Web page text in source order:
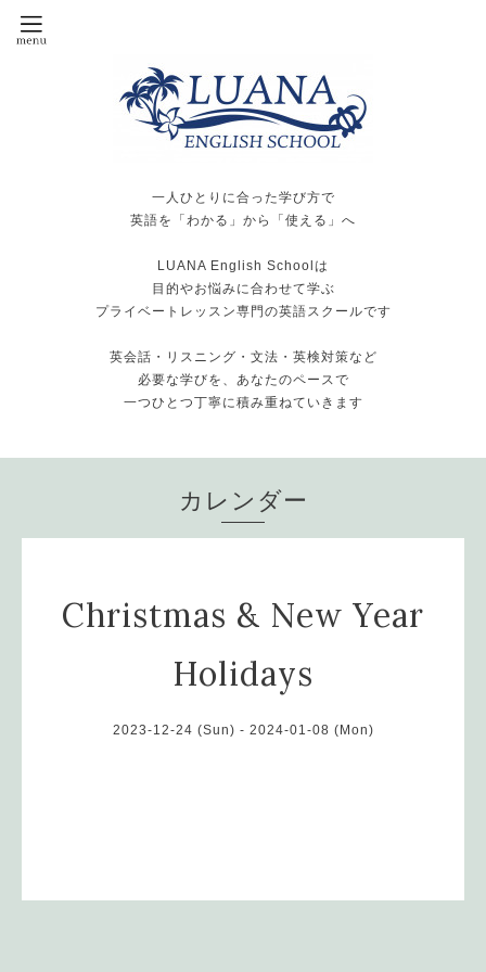
一人ひとりに合った学び方で
英語を「わかる」から「使える」へ
LUANA English Schoolは
目的やお悩みに合わせて学ぶ
プライベートレッスン専門の英語スクールです
英会話・リスニング・文法・英検対策など
必要な学びを、あなたのペースで
一つひとつ丁寧に積み重ねていきます
カレンダー
Christmas & New Year
Holidays
2023-12-24 (Sun) - 2024-01-08 (Mon)